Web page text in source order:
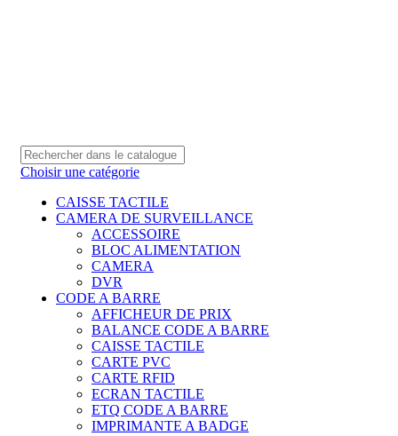
Choisir une catégorie
CAISSE TACTILE
CAMERA DE SURVEILLANCE
ACCESSOIRE
BLOC ALIMENTATION
CAMERA
DVR
CODE A BARRE
AFFICHEUR DE PRIX
BALANCE CODE A BARRE
CAISSE TACTILE
CARTE PVC
CARTE RFID
ECRAN TACTILE
ETQ CODE A BARRE
IMPRIMANTE A BADGE